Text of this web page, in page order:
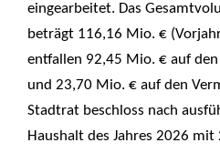
eingearbeitet. Das
beträgt 116,16 Mio. €
entfallen 92,45 Mio. € auf
und 23,70 Mio. € auf den
Stadtrat beschloss nach
Haushalt des Jahres 2026 mit